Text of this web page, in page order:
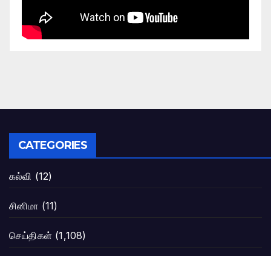
CATEGORIES
கல்வி (12)
சினிமா (11)
செய்திகள் (1,108)